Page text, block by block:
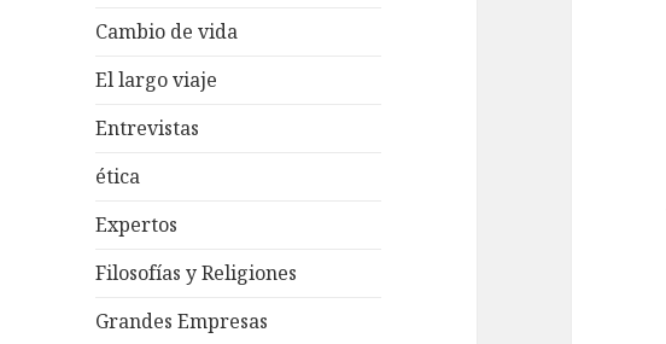
Cambio de vida
El largo viaje
Entrevistas
ética
Expertos
Filosofías y Religiones
Grandes Empresas